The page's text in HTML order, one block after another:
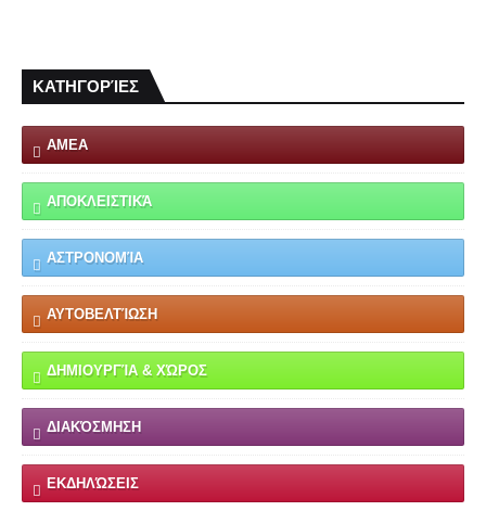
ΚΑΤΗΓΟΡΊΕΣ
ΑΜΕΑ
ΑΠΟΚΛΕΙΣΤΙΚΆ
ΑΣΤΡΟΝΟΜΊΑ
ΑΥΤΟΒΕΛΤΊΩΣΗ
ΔΗΜΙΟΥΡΓΊΑ & ΧΏΡΟΣ
ΔΙΑΚΌΣΜΗΣΗ
ΕΚΔΗΛΏΣΕΙΣ